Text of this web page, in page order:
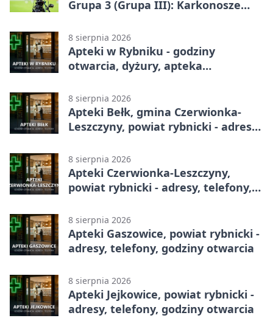
Grupa 3 (Grupa III): Karkonosze
8 sierpnia 2026
Apteki w Rybniku - godziny
otwarcia, dyżury, apteka
8 sierpnia 2026
Apteki Bełk, gmina Czerwionka-
Leszczyny, powiat rybnicki - adresy,
8 sierpnia 2026
Apteki Czerwionka-Leszczyny,
powiat rybnicki - adresy, telefony,
8 sierpnia 2026
Apteki Gaszowice, powiat rybnicki -
adresy, telefony, godziny otwarcia
8 sierpnia 2026
Apteki Jejkowice, powiat rybnicki -
adresy, telefony, godziny otwarcia